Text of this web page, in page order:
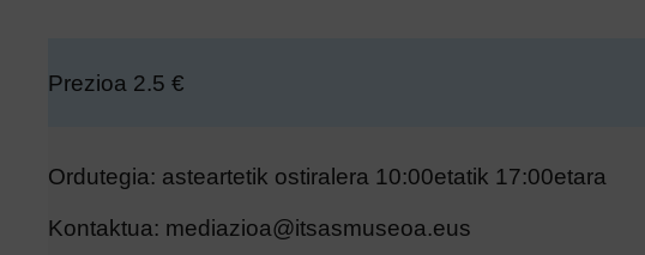
Prezioa 2.5 €
Ordutegia: asteartetik ostiralera 10:00etatik 17:00etara
Kontaktua: mediazioa@itsasmuseoa.eus